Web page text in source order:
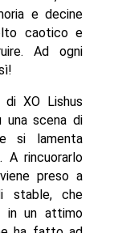
e decine
caotico e
Ad ogni
XO Lishus
una scena di
si lamenta
rincuorarlo
preso a
stable, che
in un attimo